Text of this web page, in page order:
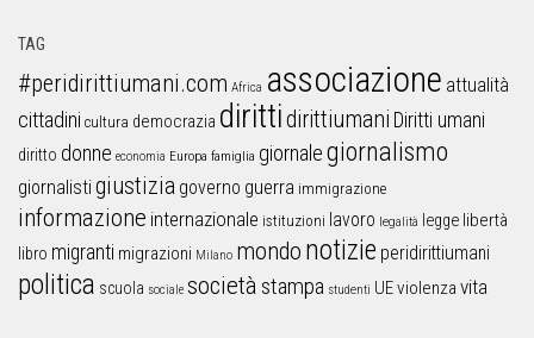
TAG
#peridirittiumani.com Africa associazione attualità
cittadini cultura democrazia dirittidirittiumani Diritti umani
diritto donne economia Europa famiglia giornalegiornalismo
giornalistigiustizia governo guerra immigrazione
informazione internazionale istituzioni lavoro legalità legge libertà
libro migranti migrazioni Milano mondo notizie peridirittiumani
politica scuola sociale società stampa studenti UEviolenza vita